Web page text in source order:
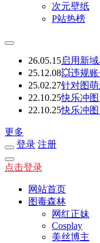
次元壁纸
P站热榜
26.05.15启用新
25.12.08💥违规
25.02.27针对图
22.10.25快乐冲
22.10.25快乐冲
更多
登录 注册
点击登录
网站首页
图毒森林
网红正妹
Cosplay
美丝博主